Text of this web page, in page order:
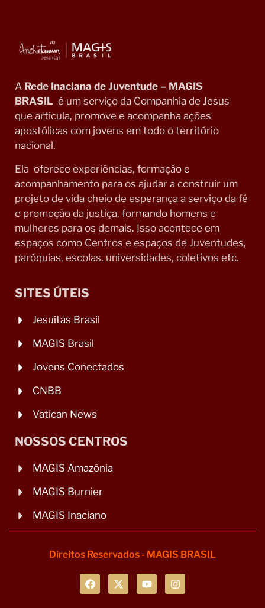
A Rede Inaciana de Juventude – MAGIS
BRASIL é um serviço da Companhia de Jesus
que articula, promove e acompanha ações
apostólicas com jovens em todo o território
nacional.
Ela oferece experiências, formação e
acompanhamento para os ajudar a construir um
projeto de vida cheio de esperança a serviço da fé
e promoção da justiça, formando homens e
mulheres para os demais. Isso acontece em
espaços como Centros e espaços de Juventudes,
paróquias, escolas, universidades, coletivos etc.
SITES ÚTEIS
Jesuítas Brasil
MAGIS Brasil
Jovens Conectados
CNBB
Vatican News
NOSSOS CENTROS
MAGIS Amazônia
MAGIS Burnier
MAGIS Inaciano
Direitos Reservados - MAGIS BRASIL